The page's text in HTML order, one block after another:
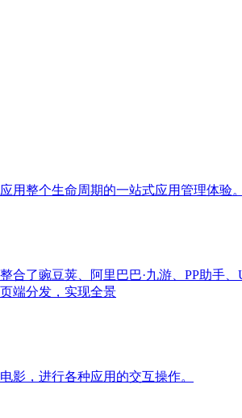
用整个生命周期的一站式应用管理体验。
合了豌豆荚、阿里巴巴·九游、PP助
端分发，实现全景
影，进行各种应用的交互操作。